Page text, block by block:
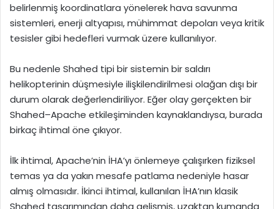
belirlenmiş koordinatlara yönelerek hava savunma
sistemleri, enerji altyapısı, mühimmat depoları veya kritik
tesisler gibi hedefleri vurmak üzere kullanılıyor.
Bu nedenle Shahed tipi bir sistemin bir saldırı
helikopterinin düşmesiyle ilişkilendirilmesi olağan dışı bir
durum olarak değerlendiriliyor. Eğer olay gerçekten bir
Shahed–Apache etkileşiminden kaynaklandıysa, burada
birkaç ihtimal öne çıkıyor.
İlk ihtimal, Apache’nin İHA’yı önlemeye çalışırken fiziksel
temas ya da yakın mesafe patlama nedeniyle hasar
almış olmasıdır. İkinci ihtimal, kullanılan İHA’nın klasik
Shahed tasarımından daha gelişmiş, uzaktan kumanda